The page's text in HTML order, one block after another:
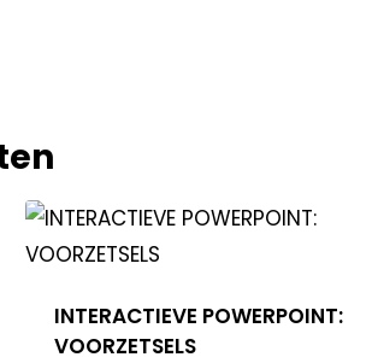
INTERACTIEVE POWERPOINT:
VOORZETSELS